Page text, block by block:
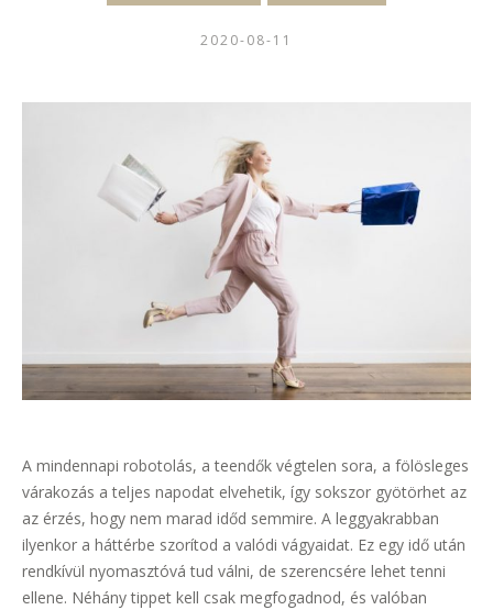
2020-08-11
A mindennapi robotolás, a teendők végtelen sora, a fölösleges
várakozás a teljes napodat elvehetik, így sokszor gyötörhet az
az érzés, hogy nem marad időd semmire. A leggyakrabban
ilyenkor a háttérbe szorítod a valódi vágyaidat. Ez egy idő után
rendkívül nyomasztóvá tud válni, de szerencsére lehet tenni
ellene. Néhány tippet kell csak megfogadnod, és valóban